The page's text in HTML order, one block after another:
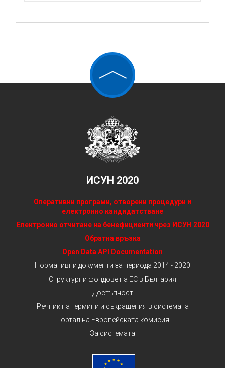
ИСУН 2020
Оперативни програми, отворени процедури и
електронно кандидатстване
Електронно отчитане на бенефициенти чрез ИСУН 2020
Обратна връзка
Open Data API Documentation
Нормативни документи за периода 2014 - 2020
Структурни фондове на ЕС в България
Достъпност
Речник на термини и съкращения в системата
Портал на Европейската комисия
За системата